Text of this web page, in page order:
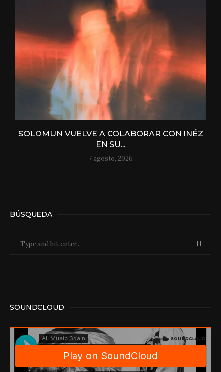
SOLOMUN VUELVE A COLABORAR CON INÉZ
EN SU...
7 agosto, 2026
BÚSQUEDA
SOUNDCLOUD